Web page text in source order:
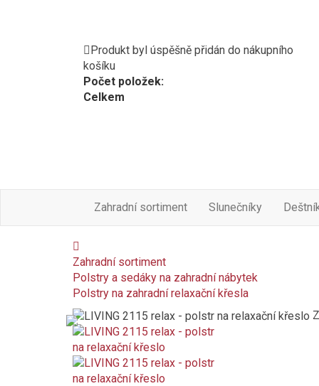
Produkt byl úspěšně přidán do nákupního
košíku
Počet položek:
Celkem
Zahradní sortiment Slunečníky
Zahradní sortiment
Polstry a sedáky na zahradní nábytek
Polstry na zahradní relaxační křesla